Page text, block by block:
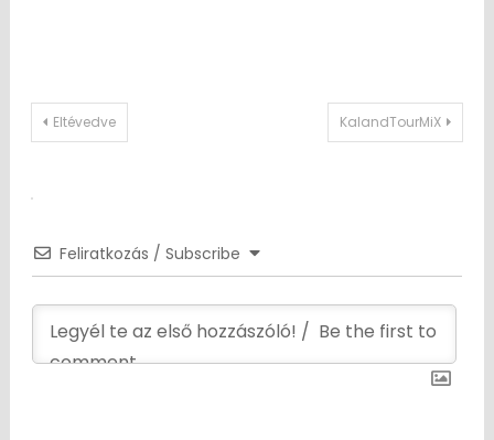
Post
Eltévedve KalandTourMiX
Feliratkozás / Subscribe